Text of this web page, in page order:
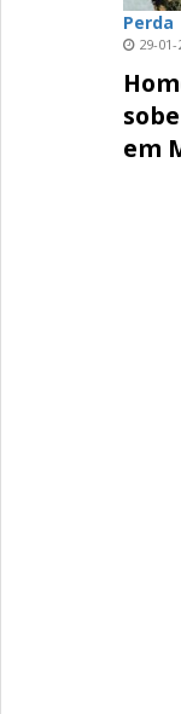
Perda
29-01-
em